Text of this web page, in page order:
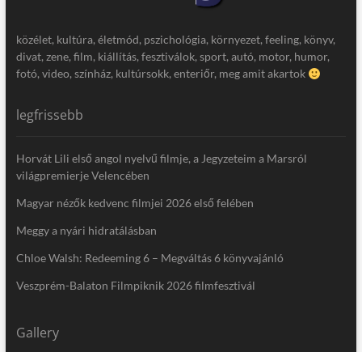
közélet, kultúra, életmód, pszichológia, környezet, feeling, könyv,
divat, zene, film, kiállítás, fesztiválok, sport, autó, motor, humor,
fotó, video, színház, kultúrsokk, enteriőr, meg amit akartok
legfrissebb
Horvát Lili első angol nyelvű filmje, a Jegyzeteim a Marsról
világpremierje Velencében
Magyar nézők kedvenc filmjei 2026 első felében
Meggy a nyári hidratálásban
Chloe Walsh: Redeeming 6 – Megváltás 6 könyvajánló
Veszprém-Balaton Filmpiknik 2026 filmfesztivál
Gallery